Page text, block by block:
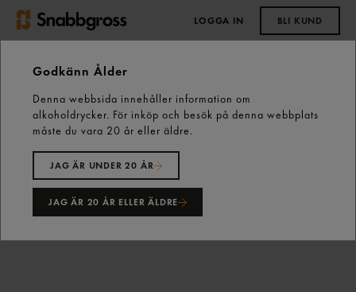
LOGGA IN BLI KUND
Start Vårt sortiment Snacks & Godis
Lösviktsgodis
Tutti Frutti Original 2,2kg Fazer
Godkänn Ålder
Denna webbsida innehåller information om
alkoholdrycker. För inköp och besök på denna webbplats
måste du vara 20 år eller äldre.
JAG ÄR UNDER 20 ÅR
JAG ÄR 20 ÅR ELLER ÄLDRE